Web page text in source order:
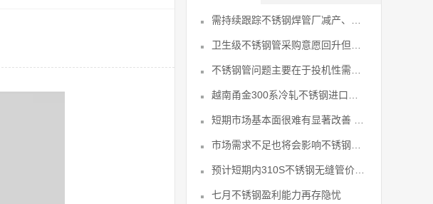
七月不锈钢盈利能力再存隐忧